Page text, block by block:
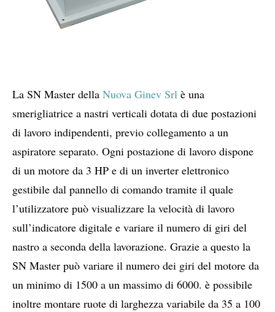
La SN Master della Nuova Ginev Srl è una
smerigliatrice a nastri verticali dotata di due postazioni
di lavoro indipendenti, previo collegamento a un
aspiratore separato. Ogni postazione di lavoro dispone
di un motore da 3 HP e di un inverter elettronico
gestibile dal pannello di comando tramite il quale
l’utilizzatore può visualizzare la velocità di lavoro
sull’indicatore digitale e variare il numero di giri del
nastro a seconda della lavorazione. Grazie a questo la
SN Master può variare il numero dei giri del motore da
un minimo di 1500 a un massimo di 6000. è possibile
inoltre montare ruote di larghezza variabile da 35 a 100